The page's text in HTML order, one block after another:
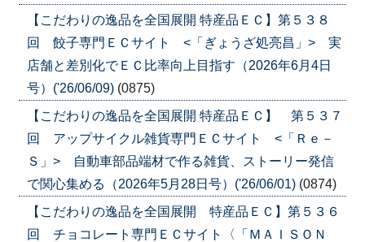
【こだわりの逸品を全国展開 特産品ＥＣ】第５３８
回 餃子専門ＥＣサイト <「ぎょうざ処亮昌」> 実
店舗と差別化でＥＣ比率向上目指す（2026年6月4日
号）('26/06/09) (0875)
【こだわりの逸品を全国展開 特産品ＥＣ】 第５３７
回 アップサイクル雑貨専門ＥＣサイト <「Ｒｅ－
Ｓ」> 自動車部品端材で作る雑貨、ストーリー発信
で関心集める（2026年5月28日号）('26/06/01) (0874)
【こだわりの逸品を全国展開 特産品ＥＣ】第５３６
回 チョコレート専門ＥＣサイト〈「ＭＡＩＳＯＮ